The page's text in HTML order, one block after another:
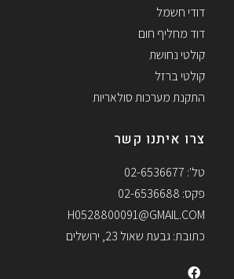
דודי חשמל
דוד מחליף חום
קולטי נחושת
קולטי ברזל
התקנת מערכות סולאריות
צרו איתנו קשר
טל': 02-6536677
פקס: 02-6536688
H0528800091@GMAIL.COM
כתובת: גבעת שאול 23, ירושלים